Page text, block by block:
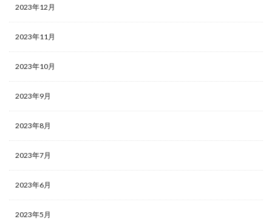
2023年12月
2023年11月
2023年10月
2023年9月
2023年8月
2023年7月
2023年6月
2023年5月